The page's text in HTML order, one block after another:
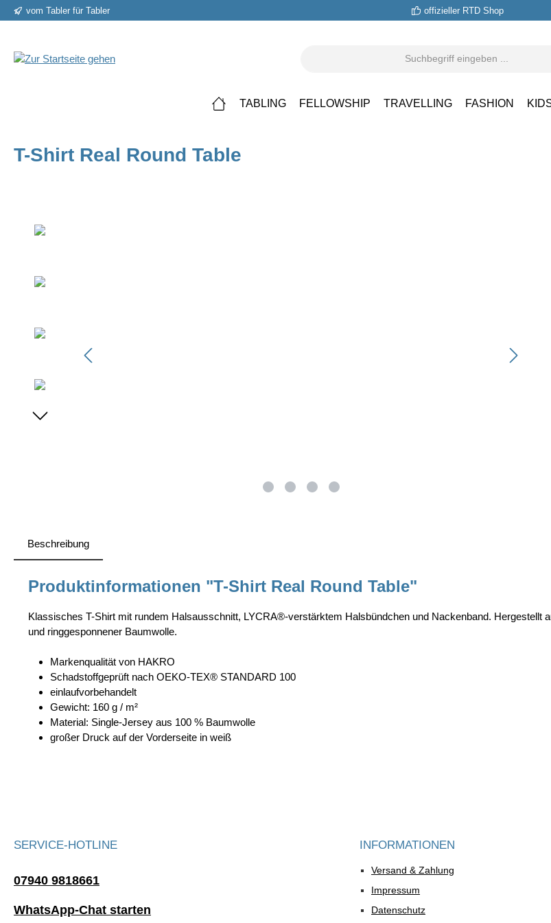
Zur Hauptnavigation springen
vom Tabler für Tabler offizieller RTD Shop
TABLING FELLOWSHIP TRAVELLING FASHION
T-Shirt Real Round Table
Beschreibung
Produktinformationen "T-Shirt Real Round Table"
Klassisches T-Shirt mit rundem Halsausschnitt, LYCRA®-verstärktem Halsbündchen und Nackenband.
und ringgesponnener Baumwolle.
Markenqualität von HAKRO
Schadstoffgeprüft nach OEKO-TEX® STANDARD 100
einlaufvorbehandelt
Gewicht: 160 g / m²
Material: Single-Jersey aus 100 % Baumwolle
großer Druck auf der Vorderseite in weiß
SERVICE-HOTLINE
07940 9818661
WhatsApp-Chat starten
INFORMATIONEN
Versand & Zahlung
Impressum
Datenschutz